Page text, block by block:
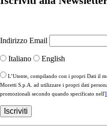
Indirizzo Email
Italiano English
L’Utente, compilando con i propri Dati il
Moretti S.p.A. ad utilizzare i propri dati
promozionali secondo quando specificato nell'